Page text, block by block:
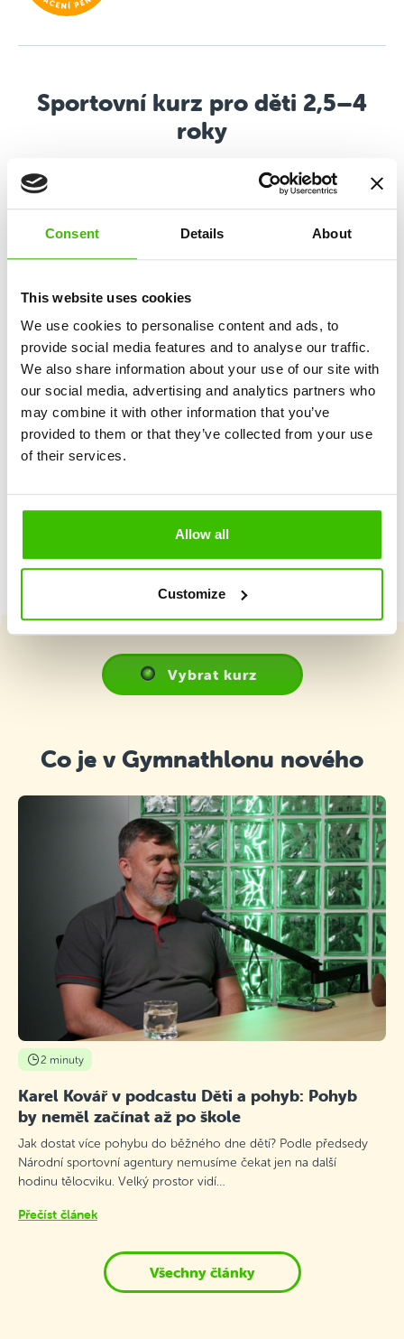
Consent Details About
This website uses cookies
We use cookies to personalise content and ads, to
provide social media features and to analyse our traffic.
We also share information about your use of our site with
our social media, advertising and analytics partners who
may combine it with other information that you’ve
provided to them or that they’ve collected from your use
of their services.
Allow all
Customize
Sportovní kurz pro děti 2,5–4
roky
Společné cvičení dětí a rodičů zaměřené na rozvoj
základních pohybových dovedností a budování
samostatnosti.
Důraz na maximální hravost a prožitek
Kvalifikovaný trenér
Hrací plán s motivačními samolepkami
Vybrat kurz
Co je v Gymnathlonu nového
2 minuty
Karel Kovář v podcastu Děti a pohyb: Pohyb
by neměl začínat až po škole
Jak dostat více pohybu do běžného dne dětí? Podle předsedy
Národní sportovní agentury nemusíme čekat jen na další
hodinu tělocviku. Velký prostor vidí…
Přečíst článek
Všechny články